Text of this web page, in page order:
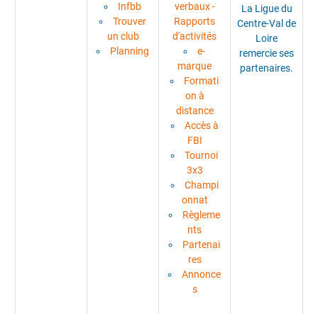
Infbb
Trouver
un club
Planning
verbaux -
Rapports
d'activités
e-
marque
Formati
on à
distance
Accès à
FBI
Tournoi
3x3
Champi
onnat
Règleme
nts
Partenai
res
Annonce
s
La Ligue du
Centre-Val de
Loire
remercie ses
partenaires.